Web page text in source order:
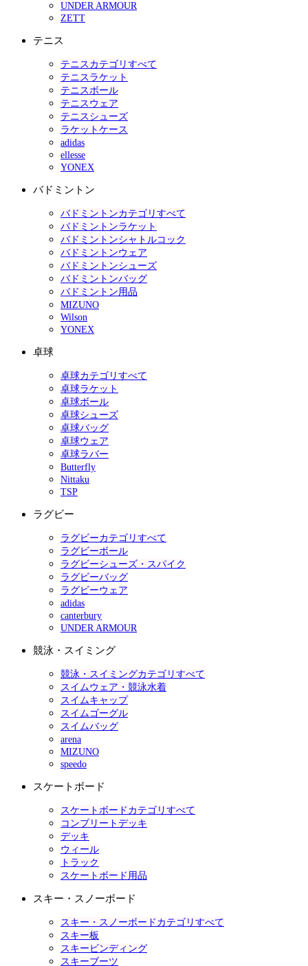
UNDER ARMOUR
ZETT
テニス
テニスカテゴリすべて
テニスラケット
テニスボール
テニスウェア
テニスシューズ
ラケットケース
adidas
ellesse
YONEX
バドミントン
バドミントンカテゴリすべて
バドミントンラケット
バドミントンシャトルコック
バドミントンウェア
バドミントンシューズ
バドミントンバッグ
バドミントン用品
MIZUNO
Wilson
YONEX
卓球
卓球カテゴリすべて
卓球ラケット
卓球ボール
卓球シューズ
卓球バッグ
卓球ウェア
卓球ラバー
Butterfly
Nittaku
TSP
ラグビー
ラグビーカテゴリすべて
ラグビーボール
ラグビーシューズ・スパイク
ラグビーバッグ
ラグビーウェア
adidas
canterbury
UNDER ARMOUR
競泳・スイミング
競泳・スイミングカテゴリすべて
スイムウェア・競泳水着
スイムキャップ
スイムゴーグル
スイムバッグ
arena
MIZUNO
speedo
スケートボード
スケートボードカテゴリすべて
コンプリートデッキ
デッキ
ウィール
トラック
スケートボード用品
スキー・スノーボード
スキー・スノーボードカテゴリすべて
スキー板
スキービンディング
スキーブーツ